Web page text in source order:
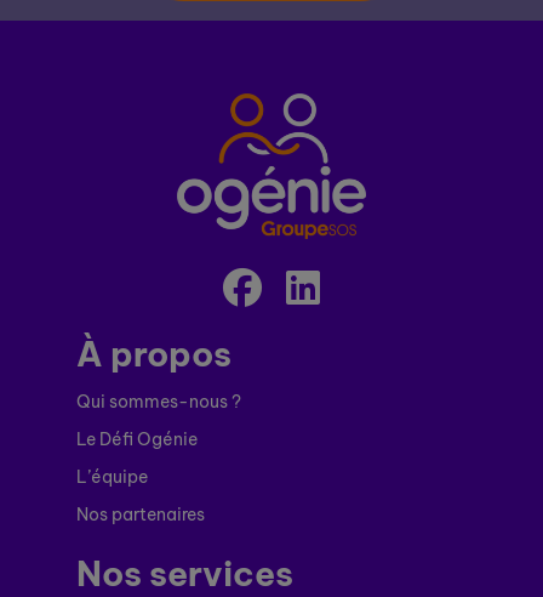
À propos
Qui sommes-nous ?
Le Défi Ogénie
L’équipe
Nos partenaires
Nos services